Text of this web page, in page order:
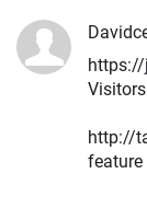
https://
http://
feature